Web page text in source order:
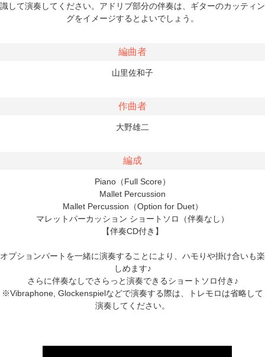
識して演奏してください。アドリブ部分の伴奏は、ギターのカッティン
グをイメージするとよいでしょう。
編曲者
山里佐和子
作曲者
大野雄二
編成
Piano（Full Score）
Mallet Percussion
Mallet Percussion（Option for Duet）
マレットパーカッション ショートソロ（伴奏なし）
【伴奏CD付き】
オプションパートを一緒に演奏することにより、ハモりや掛け合いも楽
しめます♪
さらに伴奏なしでさらっと演奏できるショートソロ付き♪
※Vibraphone, Glockenspielなどで演奏する際は、トレモロは省略して
演奏してください。